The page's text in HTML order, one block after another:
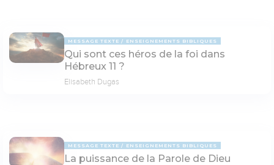
MESSAGE TEXTE ENSEIGNEMENTS BIBLIQUES
Qui sont ces héros de la foi dans
Hébreux 11 ?
Elisabeth Dugas
MESSAGE TEXTE ENSEIGNEMENTS BIBLIQUES
La puissance de la Parole de Dieu